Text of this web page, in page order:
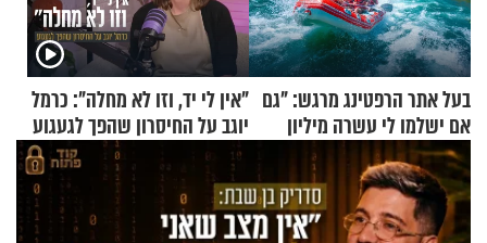
בעל אתר הרפטינג מרגש: "גם
אם ישלמו לי עשרה מיליון
שקלים - לא אפתח בשבת"
"אין לי יד, וזו לא מחלה": כרמל
יוגב על החיסרון שהפך לגעגוע